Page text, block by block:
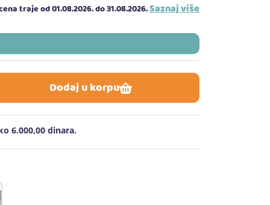
traje od 01.08.2026.do 31.08.2026.Saznaj više
Dodaj u korpu
6.000,00 dinara.